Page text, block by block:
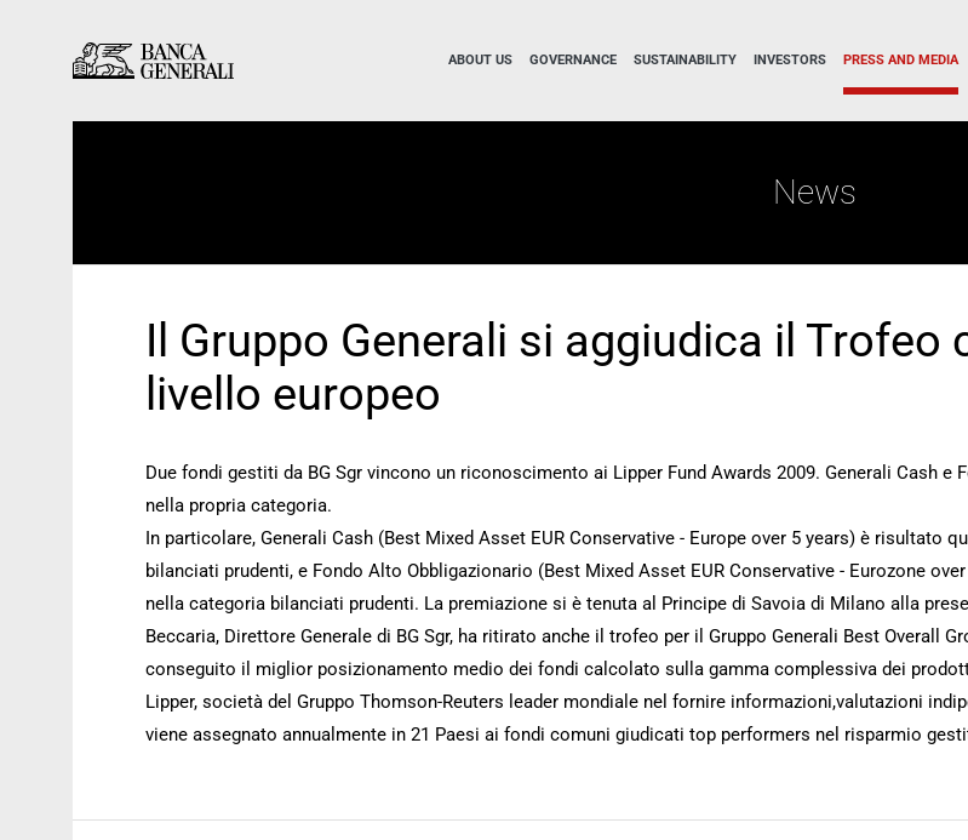
ABOUT US GOVERNANCE SUSTAINABILITY INVESTORS PRESS AND MEDIA
News
Il Gruppo Generali si aggiudica il Trofeo
livello europeo
Due fondi gestiti da BG Sgr vincono un riconoscimento ai Lipper Fund Awards 2009. Generali Cash
nella propria categoria.
In particolare, Generali Cash (Best Mixed Asset EUR Conservative - Europe over 5 years) è risultato
bilanciati prudenti, e Fondo Alto Obbligazionario (Best Mixed Asset EUR Conservative - Eurozone
nella categoria bilanciati prudenti. La premiazione si è tenuta al Principe di Savoia di Milano alla
Beccaria, Direttore Generale di BG Sgr, ha ritirato anche il trofeo per il Gruppo Generali Best Overall
conseguito il miglior posizionamento medio dei fondi calcolato sulla gamma complessiva dei
Lipper, società del Gruppo Thomson-Reuters leader mondiale nel fornire informazioni,valutazioni
viene assegnato annualmente in 21 Paesi ai fondi comuni giudicati top performers nel risparmio